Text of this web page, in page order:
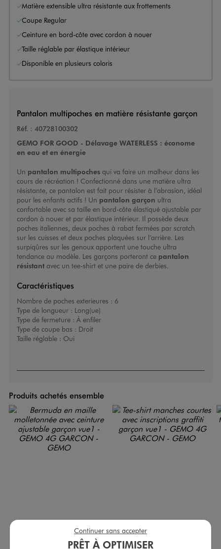
Matière extensible ultra résistante aux frottements
Coupe Regular
Ceinture en bord-côte avec cordon à nouer
Taille réglable par élastique intérieur
Disponible en plusieurs coloris
Pantalon multipoches en matière résistante garçon
Réf. : 40728100302
GEMO FOR GOOD - Délavage WATERLESS : économe
en eau et en énergie
Un pantalon multipochesqui va faire un malheur dans les
cours de récréation ! Confectionné dans une matière ultra
résistante, ce pantalon est fait pour résister à l’abrasion, idéal
pour les enfants actifs ! Un pantalon garçon ultra
confortable avec sa taille en bord-côte élastiqué ajustable par
cordon à nouer et par élastique intérieur. Il possède deux
poches italiennes, deux poches à rabat fermées par scratch
sur les cuisses et deux poches plaquées sur l’arrière. Les
surpiqûres sur les genoux apportent une touche ultra
tendance au modèle. Les garçons porteront ce pantalon
résistantavec un tee-shirt et une paire de derbies.
Caractéristiques
Nombre de poches exterieures : 6
Type de longueur : Long(ue)
Type de fermeture : À enfiler
Type de coupe bas : Droit
Taille réglable : Oui
Produits achetés ensemble
Bermuda en maille molletonnée avec ceinture ajustable garçon Tee-shirt manches courtes avec inscriptions graffiti garçon
PRÊT À OPTIMISER
Continuer sans accepter